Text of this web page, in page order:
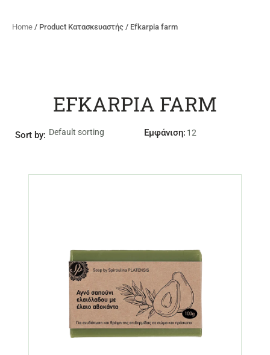
Home / Product Κατασκευαστής / Efkarpia farm
EFKARPIA FARM
Sort by: Εμφάνιση: